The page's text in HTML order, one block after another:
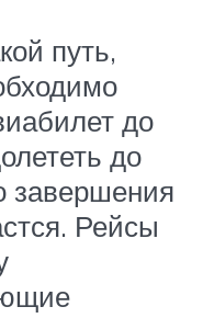
путь,
до
до
завершения
Рейсы